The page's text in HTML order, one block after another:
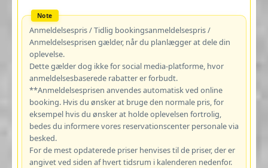
Anmeldelsespris / Tidlig bookingsanmeldelsespris /
Anmeldelsesprisen gælder, når du planlægger at dele din
oplevelse.
Dette gælder dog ikke for social media-platforme, hvor
anmeldelsesbaserede rabatter er forbudt.
**Anmeldelsesprisen anvendes automatisk ved online
booking. Hvis du ønsker at bruge den normale pris, for
eksempel hvis du ønsker at holde oplevelsen fortrolig,
bedes du informere vores reservationscenter personale via
besked.
For de mest opdaterede priser henvises til de priser, der er
angivet ved siden af hvert tidsrum i kalenderen nedenfor.